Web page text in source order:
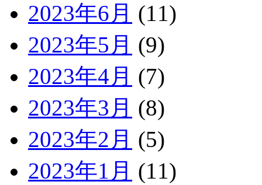
2023年6月 (11)
2023年5月 (9)
2023年4月 (7)
2023年3月 (8)
2023年2月 (5)
2023年1月 (11)